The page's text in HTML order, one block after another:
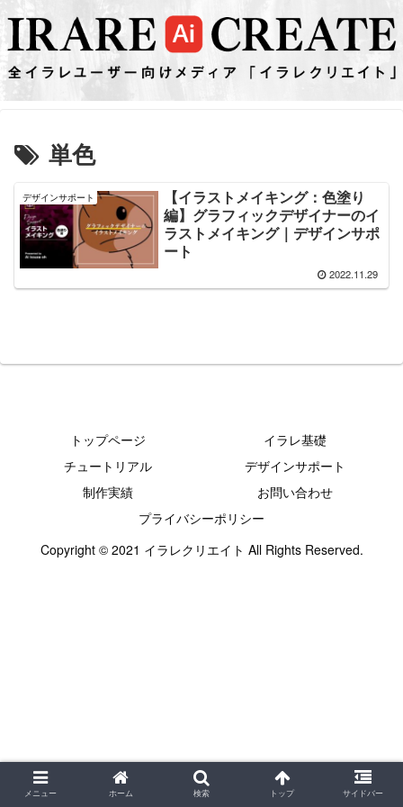
単色
デザインサポート
【イラストメイキング：色塗り
編】グラフィックデザイナーのイ
ラストメイキング｜デザインサポ
ート
2022.11.29
トップページ
イラレ基礎
チュートリアル
デザインサポート
制作実績
お問い合わせ
プライバシーポリシー
Copyright © 2021 イラレクリエイト All Rights Reserved.
メニュー ホーム 検索 トップ サイドバー